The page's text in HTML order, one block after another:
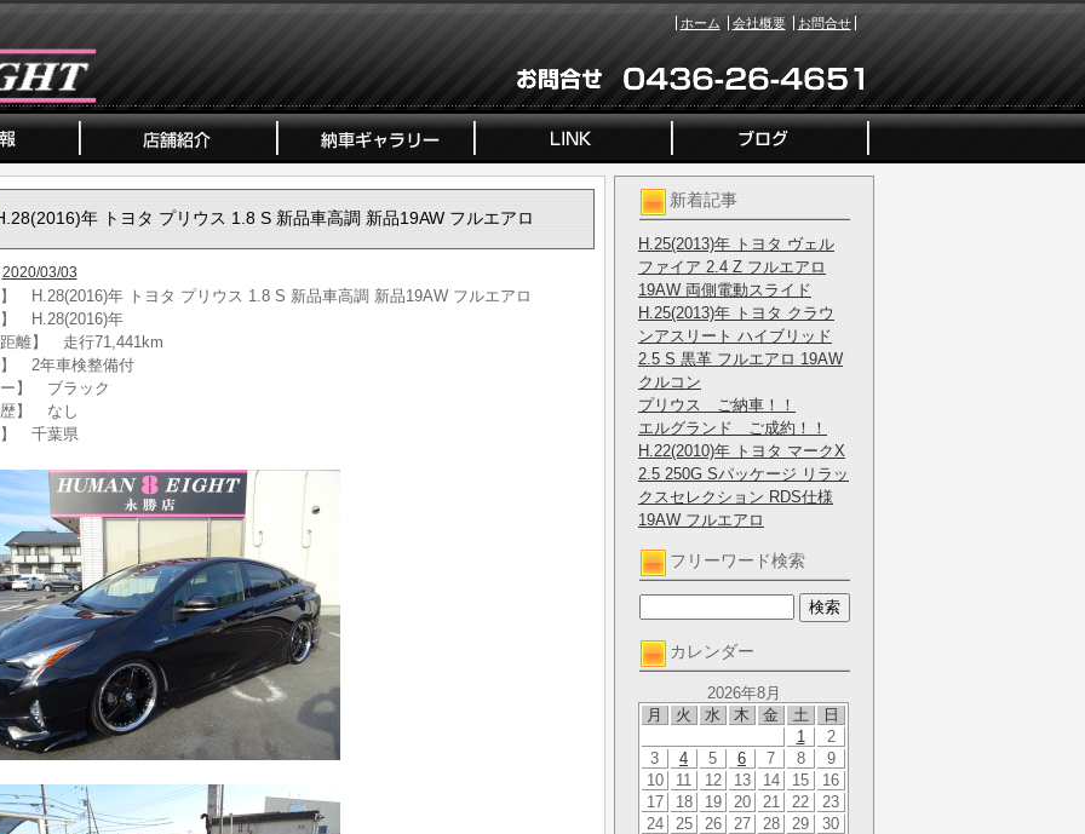
ホーム 会社概要 お問合せ
新着記事
H.25(2013)年 トヨタ ヴェル
ファイア 2.4 Z フルエアロ
19AW 両側電動スライド
H.25(2013)年 トヨタ クラウ
ンアスリート ハイブリッド
2.5 S 黒革 フルエアロ 19AW
クルコン
プリウス ご納車！！
エルグランド ご成約！！
H.22(2010)年 トヨタ マークX
2.5 250G Sパッケージ リラッ
クスセレクション RDS仕様
19AW フルエアロ
フリーワード検索
カレンダー
2026年8月
月
火 水 木 金 土 日
1
2
3
4 5 6 7 8
9
10
11 12 13 14 15
16
17
18 19 20 21 22
23
24
25 26 27 28 29
30
年 トヨタ プリウス 1.8 S 新品車高調 新品19AW フルエアロ
2020/03/03
】 H.28(2016)年 トヨタ プリウス 1.8 S 新品車高調 新品19AW フルエアロ
】 H.28(2016)年
距離】 走行71,441km
】 2年車検整備付
ー】 ブラック
歴】 なし
】 千葉県